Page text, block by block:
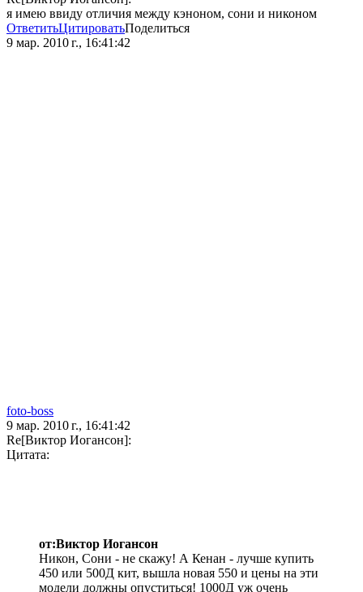
я имею ввиду отличия между кэноном, сони и никоном
ОтветитьЦитироватьПоделиться
9 мар. 2010 г., 16:41:42
foto-boss
9 мар. 2010 г., 16:41:42
Re[Виктор Иогансон]:
Цитата:
от:Виктор Иогансон
Никон, Сони - не скажу! А Кенан - лучше купить
450 или 500Д кит, вышла новая 550 и цены на эти
модели должны опуститься! 1000Д уж очень